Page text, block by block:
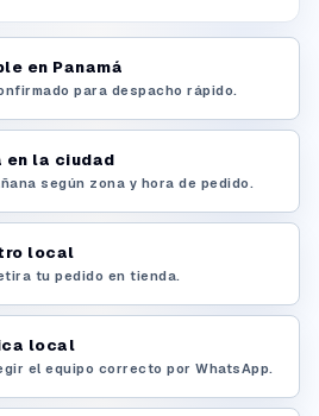
en Panamá
para despacho rápido.
en la ciudad
según zona y hora de pedido.
local
tu pedido en tienda.
local
el equipo correcto por WhatsApp.